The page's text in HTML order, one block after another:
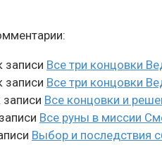
записи Все три концовки
записи Все три концовки
записи Все концовки и
Все руны в миссии
Выбор и последствия